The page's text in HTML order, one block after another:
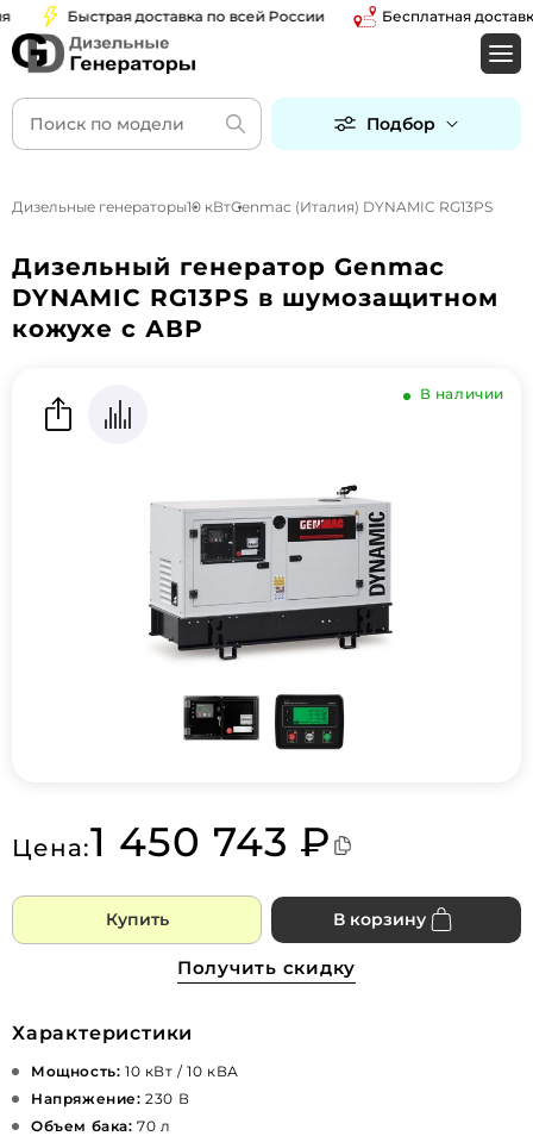
Быстрая доставка по всей России Бесплатная доставка
Подбор
Дизельные генераторы10 кВтGenmac (Италия) DYNAMIC RG13PS
Дизельный генератор Genmac
DYNAMIC RG13PS в шумозащитном
кожухе с АВР
В наличии
Цена:1 450 743 ₽
Купить В корзину
Получить скидку
Характеристики
Мощность: 10 кВт / 10 кВА
Напряжение: 230 В
Объем бака: 70 л